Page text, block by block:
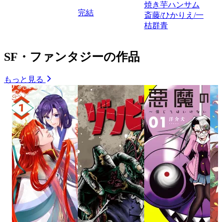
完結
焼き芋ハンサム
斎藤/ひかりえ/一
桔群青
SF・ファンタジーの作品
もっと見る